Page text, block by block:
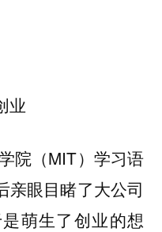
业
院（MIT）学习语
亲眼目睹了大公司
萌生了创业的想